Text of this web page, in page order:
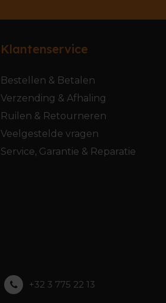
Klantenservice
Bestellen & Betalen
Verzending & Afhaling
Ruilen & Retourneren
Veelgestelde vragen
Service, Garantie & Reparatie
+32 3 775 22 13